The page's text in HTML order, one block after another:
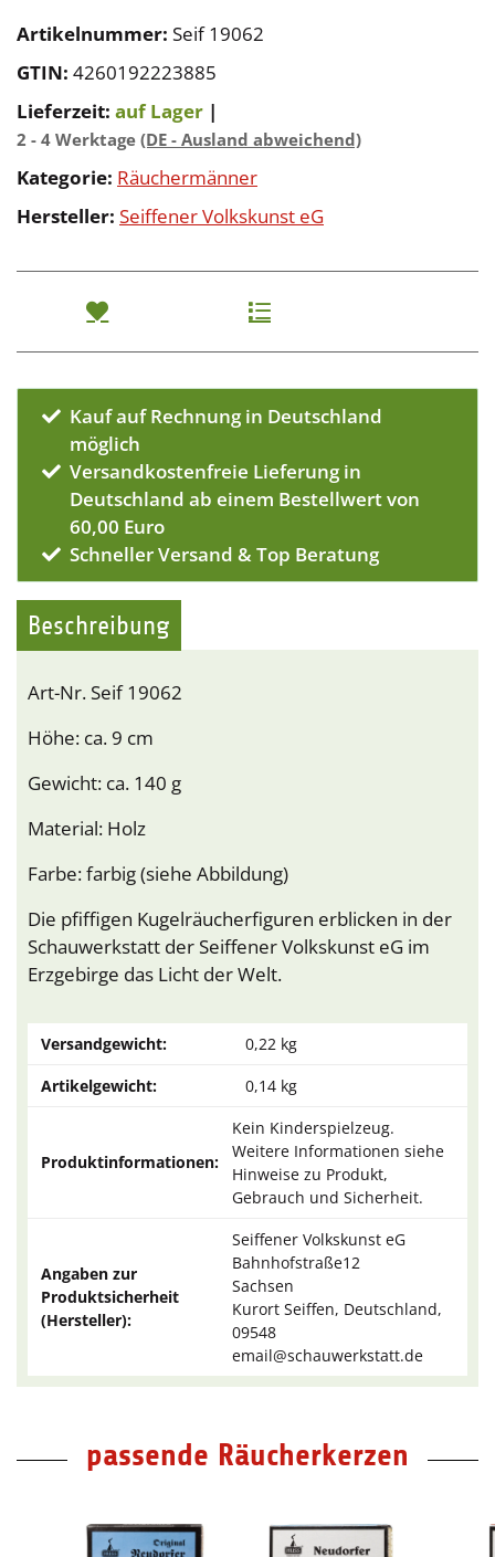
Artikelnummer: Seif 19062
GTIN: 4260192223885
Lieferzeit: auf Lager |
2 - 4 Werktage (DE - Ausland abweichend)
Kategorie: Räuchermänner
Hersteller: Seiffener Volkskunst eG
Kauf auf Rechnung in Deutschland
möglich
Versandkostenfreie Lieferung in
Deutschland ab einem Bestellwert von
60,00 Euro
Schneller Versand & Top Beratung
Beschreibung
Art-Nr. Seif 19062
Höhe: ca. 9 cm
Gewicht: ca. 140 g
Material: Holz
Farbe: farbig (siehe Abbildung)
Die pfiffigen Kugelräucherfiguren erblicken in der
Schauwerkstatt der Seiffener Volkskunst eG im
Erzgebirge das Licht der Welt.
Versandgewicht:
0,22 kg
Artikelgewicht:
0,14 kg
Produktinformationen:
Kein Kinderspielzeug.
Weitere Informationen siehe
Hinweise zu Produkt,
Gebrauch und Sicherheit.
Angaben zur
Produktsicherheit
(Hersteller):
Seiffener Volkskunst eG
Bahnhofstraße12
Sachsen
Kurort Seiffen, Deutschland,
09548
email@schauwerkstatt.de
passende Räucherkerzen